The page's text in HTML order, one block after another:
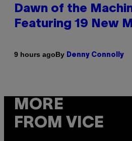
Dawn of the
Featuring 19 New
9 hours agoBy Denny Connolly
MORE
FROM VICE